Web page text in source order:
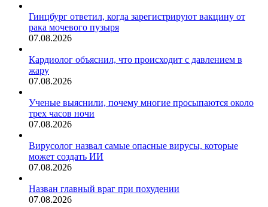
Гинцбург ответил, когда зарегистрируют вакцину от
рака мочевого пузыря
07.08.2026
Кардиолог объяснил, что происходит с давлением в
жару
07.08.2026
Ученые выяснили, почему многие просыпаются около
трех часов ночи
07.08.2026
Вирусолог назвал самые опасные вирусы, которые
может создать ИИ
07.08.2026
Назван главный враг при похудении
07.08.2026